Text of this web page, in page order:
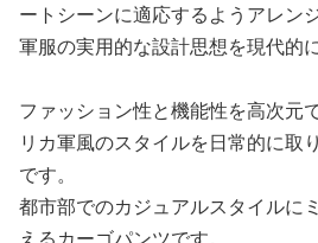
ートシーンに適応するようアレン
軍服の実用的な設計思想を現代的
ファッション性と機能性を高次元
リカ軍風のスタイルを日常的に取
です。
都市部でのカジュアルスタイルに